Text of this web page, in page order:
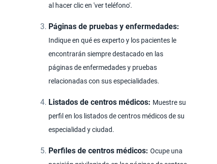
al hacer clic en 'ver teléfono'.
Páginas de pruebas y enfermedades:
Indique en qué es experto y los pacientes le
encontrarán siempre destacado en las
páginas de enfermedades y pruebas
relacionadas con sus especialidades.
Listados de centros médicos: Muestre su
perfil en los listados de centros médicos de su
especialidad y ciudad.
Perfiles de centros médicos: Ocupe una